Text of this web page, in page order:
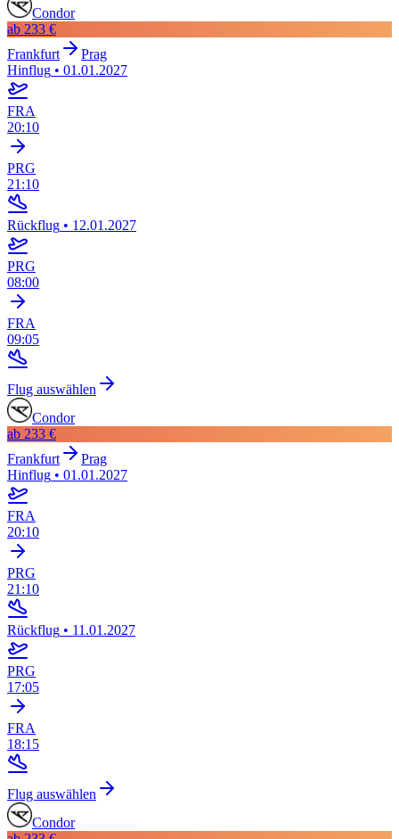
Condor
ab 233 €
Frankfurt
Prag
Hinflug • 01.01.2027
FRA
20:10
PRG
21:10
Rückflug • 12.01.2027
PRG
08:00
FRA
09:05
Flug auswählen
Condor
ab 233 €
Frankfurt
Prag
Hinflug • 01.01.2027
FRA
20:10
PRG
21:10
Rückflug • 11.01.2027
PRG
17:05
FRA
18:15
Flug auswählen
Condor